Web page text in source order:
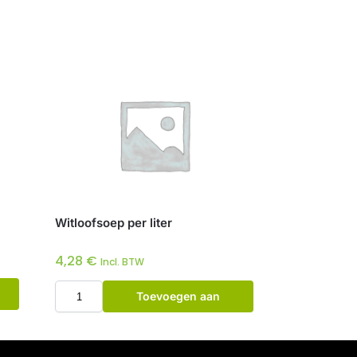
Witloofsoep per liter
4,28 € Incl. BTW
Toevoegen aan